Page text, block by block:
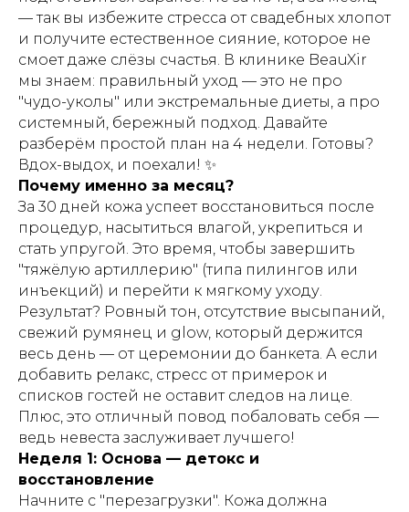
— так вы избежите стресса от свадебных хлопот
и получите естественное сияние, которое не
смоет даже слёзы счастья. В клинике BeauXir
мы знаем: правильный уход — это не про
"чудо-уколы" или экстремальные диеты, а про
системный, бережный подход. Давайте
разберём простой план на 4 недели. Готовы?
Вдох-выдох, и поехали! ✨
Почему именно за месяц?
За 30 дней кожа успеет восстановиться после
процедур, насытиться влагой, укрепиться и
стать упругой. Это время, чтобы завершить
"тяжёлую артиллерию" (типа пилингов или
инъекций) и перейти к мягкому уходу.
Результат? Ровный тон, отсутствие высыпаний,
свежий румянец и glow, который держится
весь день — от церемонии до банкета. А если
добавить релакс, стресс от примерок и
списков гостей не оставит следов на лице.
Плюс, это отличный повод побаловать себя —
ведь невеста заслуживает лучшего!
Неделя 1: Основа — детокс и
восстановление
Начните с "перезагрузки". Кожа должна